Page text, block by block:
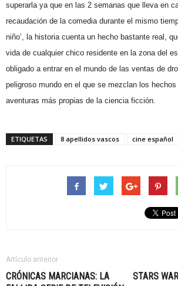
superarla ya que en las 2 semanas que lleva en
recaudación de la comedia durante el mismo
niño’, la historia cuenta un hecho bastante real,
vida de cualquier chico residente en la zona del
obligado a entrar en el mundo de las ventas de
peligroso mundo en el que se mezclan los
aventuras más propias de la ciencia ficción.
ETIQUETAS 8 apellidos vascos cine español
Artículo anterior
CRÓNICAS MARCIANAS: LA
STARS